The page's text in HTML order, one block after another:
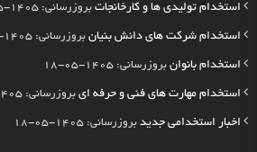
استخدام تولیدی ها و کارخانجات بروزرسانی: 1405-05-18
استخدام شرکت های دانش بنیان بروزرسانی: 1405-05-18
استخدام بانوان بروزرسانی: 1405-05-18
استخدام مهارت های فنی و حرفه ای بروزرسانی: 1405-05-18
اخبار استخدامی جدید بروزرسانی: 1405-05-18